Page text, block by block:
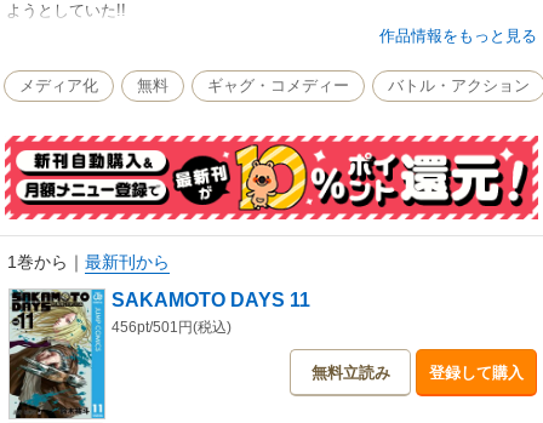
ようとしていた!!
作品情報をもっと見る
メディア化 無料 ギャグ・コメディー バトル・アクション
1巻から ｜ 最新刊から
SAKAMOTO DAYS 11
456pt/501円(税込)
無料立読み 登録して購入